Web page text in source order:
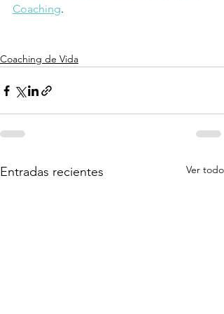
Coaching.
Coaching de Vida
Entradas recientes Ver todo